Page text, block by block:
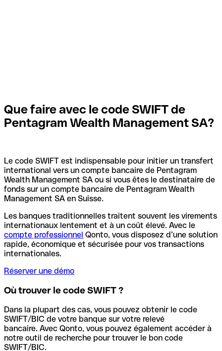
Que faire avec le code SWIFT de
Pentagram Wealth Management SA?
Le code SWIFT est indispensable pour initier un transfert
international vers un compte bancaire de Pentagram
Wealth Management SA ou si vous êtes le destinataire de
fonds sur un compte bancaire de Pentagram Wealth
Management SA en Suisse.
Les banques traditionnelles traitent souvent les virements
internationaux lentement et à un coût élevé. Avec le
compte professionnel Qonto, vous disposez d’une solution
rapide, économique et sécurisée pour vos transactions
internationales.
Réserver une démo
Où trouver le code SWIFT ?
Dans la plupart des cas, vous pouvez obtenir le code
SWIFT/BIC de votre banque sur votre relevé
bancaire. Avec Qonto, vous pouvez également accéder à
notre outil de recherche pour trouver le bon code
SWIFT/BIC.